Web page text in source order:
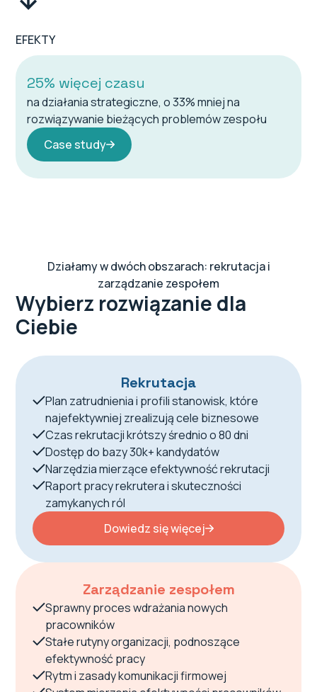
EFEKTY
25% więcej czasu
na działania strategiczne, o 33% mniej na
rozwiązywanie bieżących problemów zespołu
Case study
Działamy w dwóch obszarach: rekrutacja i
zarządzanie zespołem
Wybierz rozwiązanie dla
Ciebie
Rekrutacja
Plan zatrudnienia i profili stanowisk, które
najefektywniej zrealizują cele biznesowe
Czas rekrutacji krótszy średnio o 80 dni
Dostęp do bazy 30k+ kandydatów
Narzędzia mierzące efektywność rekrutacji
Raport pracy rekrutera i skuteczności
zamykanych ról
Dowiedz się więcej
Zarządzanie zespołem
Sprawny proces wdrażania nowych
pracowników
Stałe rutyny organizacji, podnoszące
efektywność pracy
Rytm i zasady komunikacji firmowej